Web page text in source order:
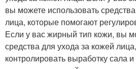
вы можете использовать
лица, которые помогают
Если у вас жирный тип кожи, вы
средства для ухода за кожей
контролировать выработку сала